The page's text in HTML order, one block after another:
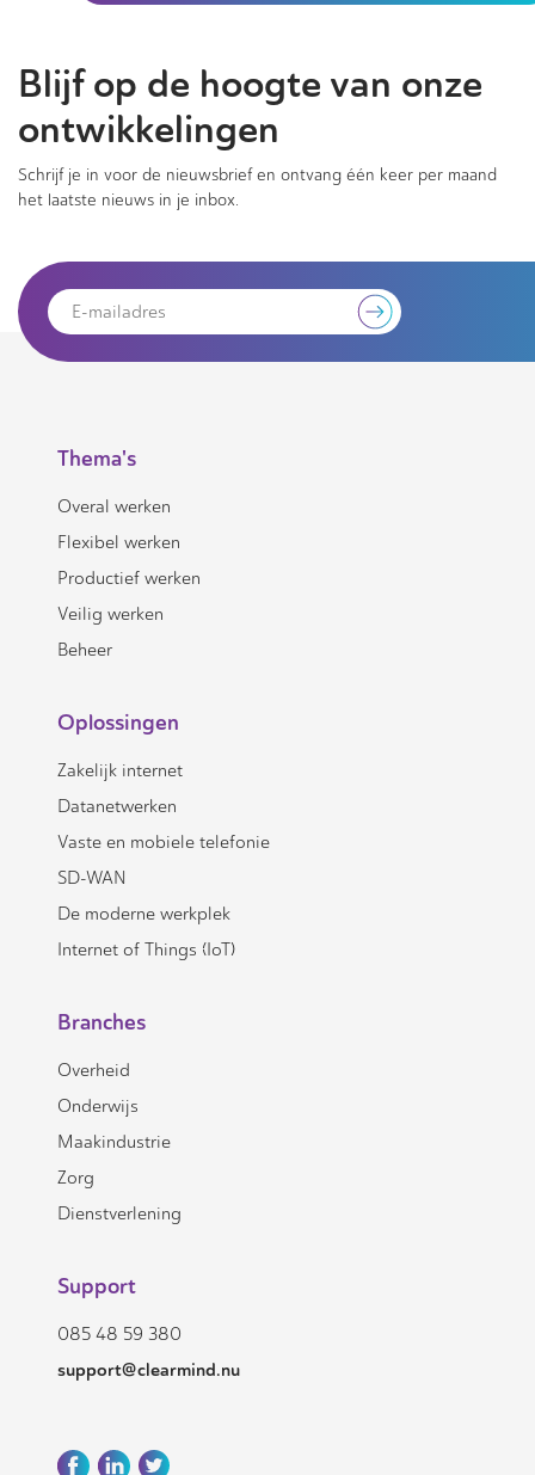
Blijf op de hoogte van onze
ontwikkelingen
Schrijf je in voor de nieuwsbrief en ontvang één keer per maand
het laatste nieuws in je inbox.
Thema's
Overal werken
Flexibel werken
Productief werken
Veilig werken
Beheer
Oplossingen
Zakelijk internet
Datanetwerken
Vaste en mobiele telefonie
SD-WAN
De moderne werkplek
Internet of Things (IoT)
Branches
Overheid
Onderwijs
Maakindustrie
Zorg
Dienstverlening
Support
085 48 59 380
support@clearmind.nu